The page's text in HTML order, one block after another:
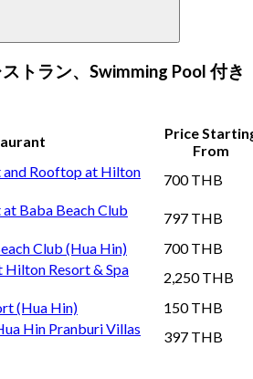
トラン、Swimming Pool 付き
Price
From
and Rooftop at Hilton
700 THB
Baba Beach Club
797 THB
Club (Hua Hin)
700 THB
Hilton Resort & Spa
2,250 THB
(Hua Hin)
150 THB
Hin Pranburi Villas
397 THB